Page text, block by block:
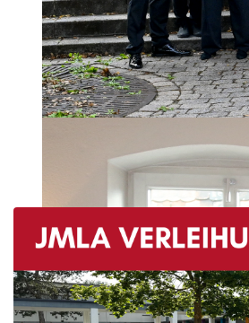
Herzlich Willkommen auf der
Deutscher Blasmusikverbände e.V.